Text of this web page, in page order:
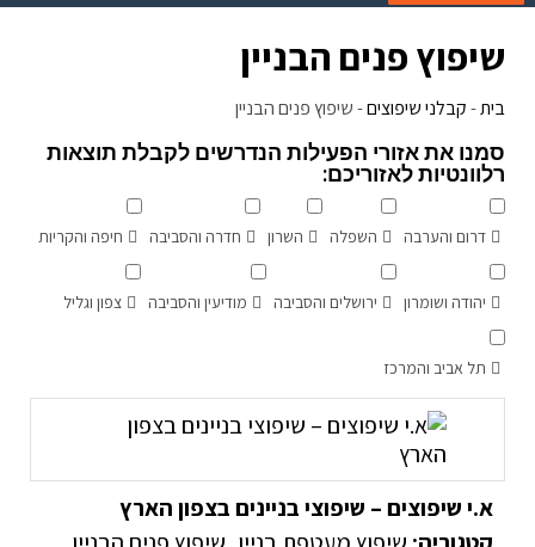
שיפוץ פנים הבניין
בית-קבלני שיפוצים-שיפוץ פנים הבניין
סמנו את אזורי הפעילות הנדרשים לקבלת תוצאות
רלוונטיות לאזוריכם:
דרום והערבה השפלה השרון חדרה והסביבה חיפה והקריות
יהודה ושומרון ירושלים והסביבה מודיעין והסביבה צפון וגליל
תל אביב והמרכז
א.י שיפוצים – שיפוצי בניינים בצפון הארץ